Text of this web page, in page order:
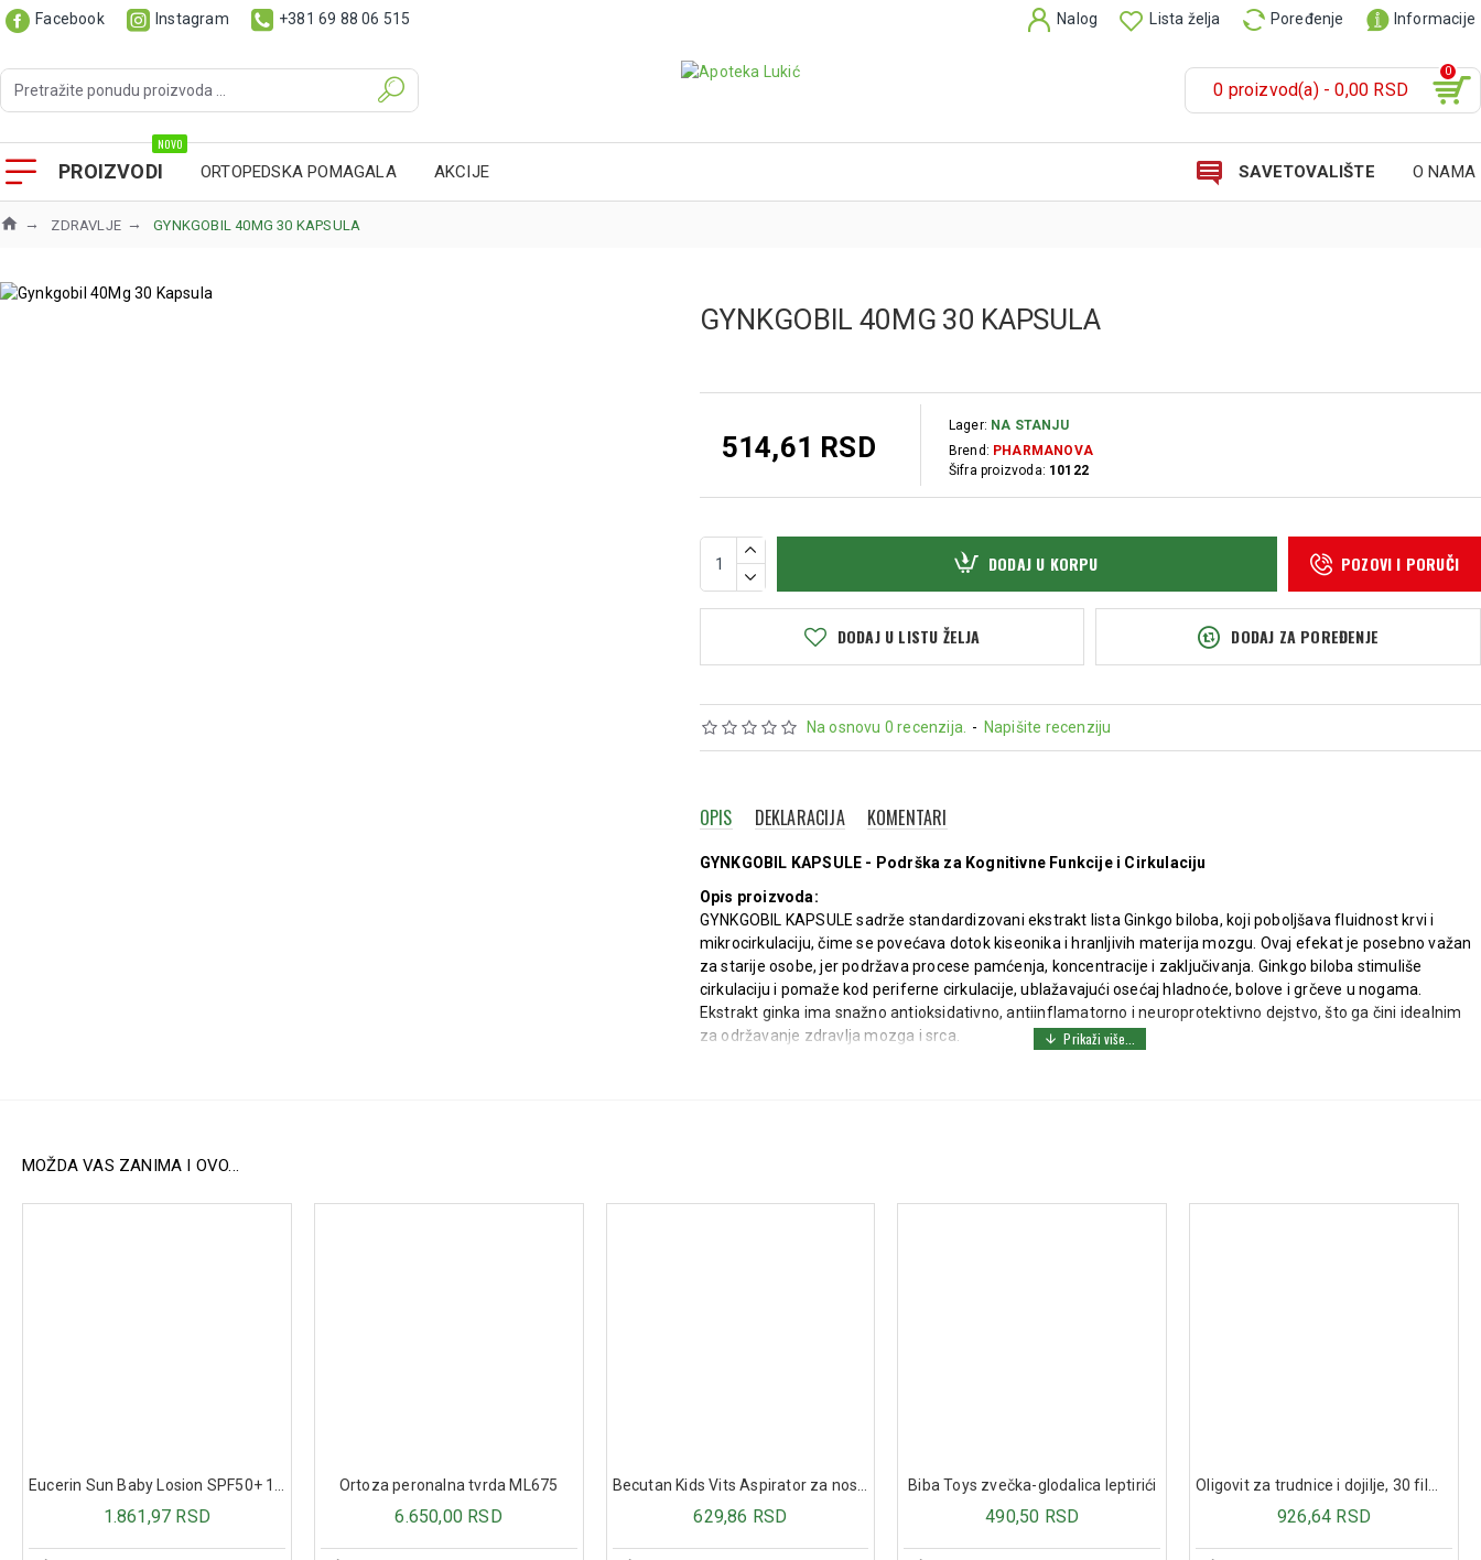
Facebook Instagram +381 69 88 06 515 Nalog Lista želja Poređenje Informacije
0 proizvod(a) - 0,00 RSD
0
PROIZVODI
NOVO
ORTOPEDSKA POMAGALA AKCIJE SAVETOVALIŠTE O NAMA
ZDRAVLJE GYNKGOBIL 40MG 30 KAPSULA
GYNKGOBIL 40MG 30 KAPSULA
Na osnovu 0 recenzija. - Napišite recenziju
514,61 RSD
Lager: NA STANJU
Brend: PHARMANOVA
Šifra proizvoda: 10122
DODAJ U KORPU POZOVI I PORUČI
DODAJ U LISTU ŽELJA DODAJ ZA POREĐENJE
OPIS DEKLARACIJA KOMENTARI
GYNKGOBIL KAPSULE - Podrška za Kognitivne Funkcije i Cirkulaciju
Opis proizvoda:
GYNKGOBIL KAPSULE sadrže standardizovani ekstrakt lista Ginkgo biloba, koji poboljšava fluidnost krvi i
mikrocirkulaciju, čime se povećava dotok kiseonika i hranljivih materija mozgu. Ovaj efekat je posebno važan
za starije osobe, jer podržava procese pamćenja, koncentracije i zaključivanja. Ginkgo biloba stimuliše
cirkulaciju i pomaže kod periferne cirkulacije, ublažavajući osećaj hladnoće, bolove i grčeve u nogama.
Ekstrakt ginka ima snažno antioksidativno, antiinflamatorno i neuroprotektivno dejstvo, što ga čini idealnim
za održavanje zdravlja mozga i srca.
MOŽDA VAS ZANIMA I OVO...
1.861,97 RSD
Ortoza peronalna tvrda ML675
6.650,00 RSD 629,86 RSD
Biba Toys zvečka-glodalica leptirići
490,50 RSD 926,64 RSD